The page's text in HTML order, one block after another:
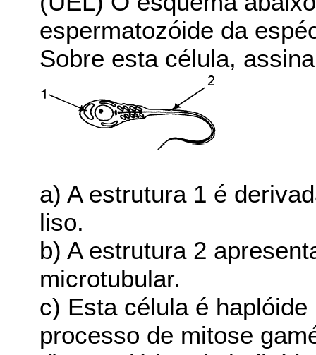
espermatozóide da
Sobre esta célula,
a) A estrutura 1 é
liso.
b) A estrutura 2
microtubular.
c) Esta célula é
processo de mitose